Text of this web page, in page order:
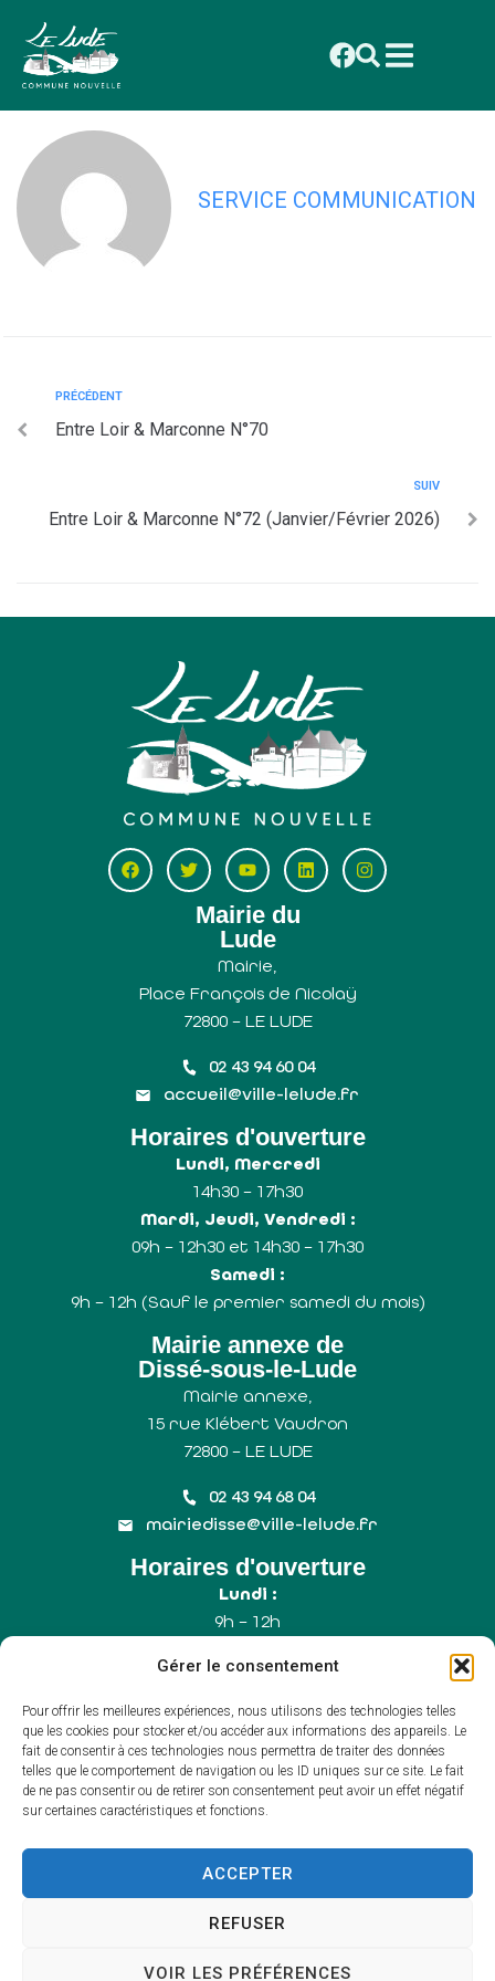
Gérer le consentement
Pour offrir les meilleures expériences, nous utilisons des technologies telles
que les cookies pour stocker et/ou accéder aux informations des appareils. Le
fait de consentir à ces technologies nous permettra de traiter des données
telles que le comportement de navigation ou les ID uniques sur ce site. Le fait
de ne pas consentir ou de retirer son consentement peut avoir un effet négatif
sur certaines caractéristiques et fonctions.
ACCEPTER
REFUSER
VOIR LES PRÉFÉRENCES
principal
Entre Loir & Marconne N°71
SERVICE COMMUNICATION
PRÉCÉDENT
Entre Loir & Marconne N°70
SUIV
Entre Loir & Marconne N°72 (Janvier/Février 2026)
Mairie du
Lude
Mairie,
Place François de Nicolaÿ
72800 – LE LUDE
02 43 94 60 04
accueil@ville-lelude.fr
Horaires d'ouverture
Lundi, Mercredi
14h30 – 17h30
Mardi, Jeudi, Vendredi :
09h – 12h30 et 14h30 – 17h30
Samedi :
9h – 12h (Sauf le premier samedi du mois)
Mairie annexe de
Dissé-sous-le-Lude
Mairie annexe,
15 rue Klébert Vaudron
72800 – LE LUDE
02 43 94 68 04
mairiedisse@ville-lelude.fr
Horaires d'ouverture
Lundi :
9h – 12h
9h – 12h
Samedi :
9h – 12h (Uniquement le 1er samedi du mois)
Accessibilité
Mentions légales
Confidentialité